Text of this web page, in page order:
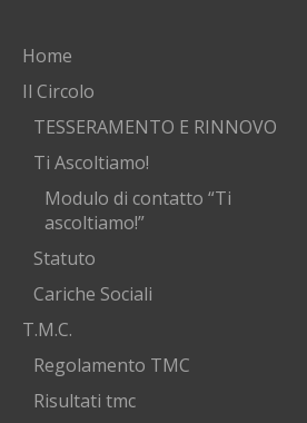
Home
Il Circolo
TESSERAMENTO E RINNOVO
Ti Ascoltiamo!
Modulo di contatto “Ti
ascoltiamo!”
Statuto
Cariche Sociali
T.M.C.
Regolamento TMC
Risultati tmc